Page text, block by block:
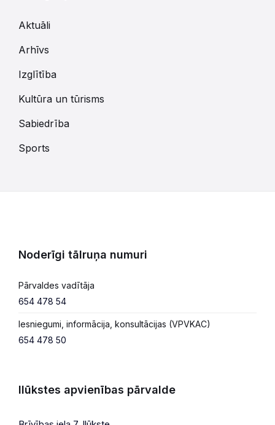
Aktuāli
Arhīvs
Izglītība
Kultūra un tūrisms
Sabiedrība
Sports
Noderīgi tālruņa numuri
Pārvaldes vadītāja
654 478 54
Iesniegumi, informācija, konsultācijas (VPVKAC)
654 478 50
Ilūkstes apvienības pārvalde